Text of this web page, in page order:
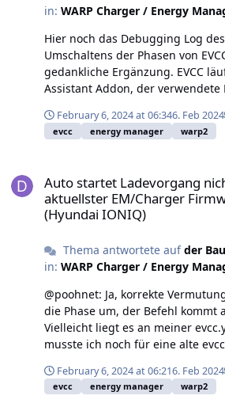
in: WARP Charger / Energy
Hier noch das Debugging Log
Umschaltens der Phasen von EVCC aus.
gedankliche Ergänzung. EVCC
Assistant Addon, der verwendete
„Übermittlungsproblem“ mit dem
Phasensnforderung? energy_manager-debug-protocol-
February 6, 2024 at 06:346. Feb 2024
evcc energy manager warp2
Auto startet Ladevorgang
aktuellster EM/Charger
(Hyundai IONIQ)
Thema antwortete aufder
in: WARP Charger / Energy
@poohnet: Ja, korrekte
die Phase um, der Befehl kommt
Vielleicht liegt es an meiner
musste ich noch für eine alte
eingeben. Damit mein OnScreen
aussieht, musste ich den Eintrag
February 6, 2024 at 06:216. Feb 2024
evcc energy manager warp2